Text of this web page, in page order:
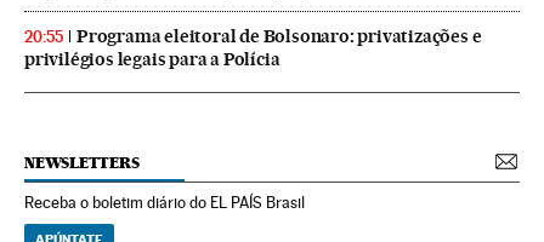
20:55
Programa eleitoral de Bolsonaro: privatizações e
privilégios legais para a Polícia
NEWSLETTERS
Receba o boletim diário do EL PAÍS Brasil